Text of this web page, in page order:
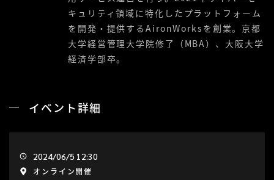
キュリティ領域に特化したプラットフォーム
を開発・提供するAironWorksを創業。京都
大学経営管理大学院修了（MBA）、大阪大学
経済学部卒。
イベント詳細
2024/06/5 12:30
オンライン開催